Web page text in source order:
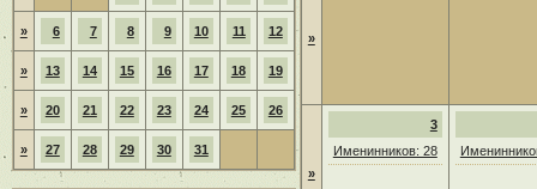
» 6 7 8 9 10 11 12
» 13 14 15 16 17 18 19
» 20 21 22 23 24 25 26
» 27 28 29 30 31
»
»
3
Именинников: 28